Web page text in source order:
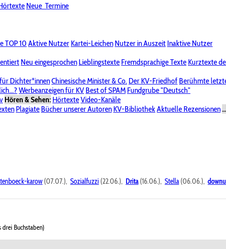
Neue Termine
TOP 10 Aktive Nutzer Kartei-Leichen Nutzer in Auszeit Inaktive Nutzer
Neu eingesprochen Lieblingstexte Fremdsprachige Texte Kurztexte
Dichter*innenChinesische Minister & Co. Der KV-Friedhof Berühmte
Werbeanzeigen für KV Best of SPAM Fundgrube "Deutsch"
Hören & Sehen: HörtexteVideo-Kanäle
Plagiate Bücher unserer Autoren KV-BibliothekAktuelle Rezensionen...
zu KVPasswort vergessen?
karow (07.07.), Sozialfuzzi (22.06.), Drita (16.06.), Stella (06.06.),
drei Buchstaben)